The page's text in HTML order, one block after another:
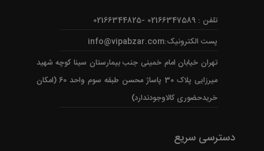
تلفن : 02166347589 -02166344825
پست الکترونیک:info@vipabzar.com
تهران خیابان امام خمینی جنب بیمارستان سینا کوچه شهید
میرزایی پلاک 30 پاساژ محسن طبقه سوم واحد 60 (امکان
خریدحضوری کالاوجودندارد)
دسترسی سریع